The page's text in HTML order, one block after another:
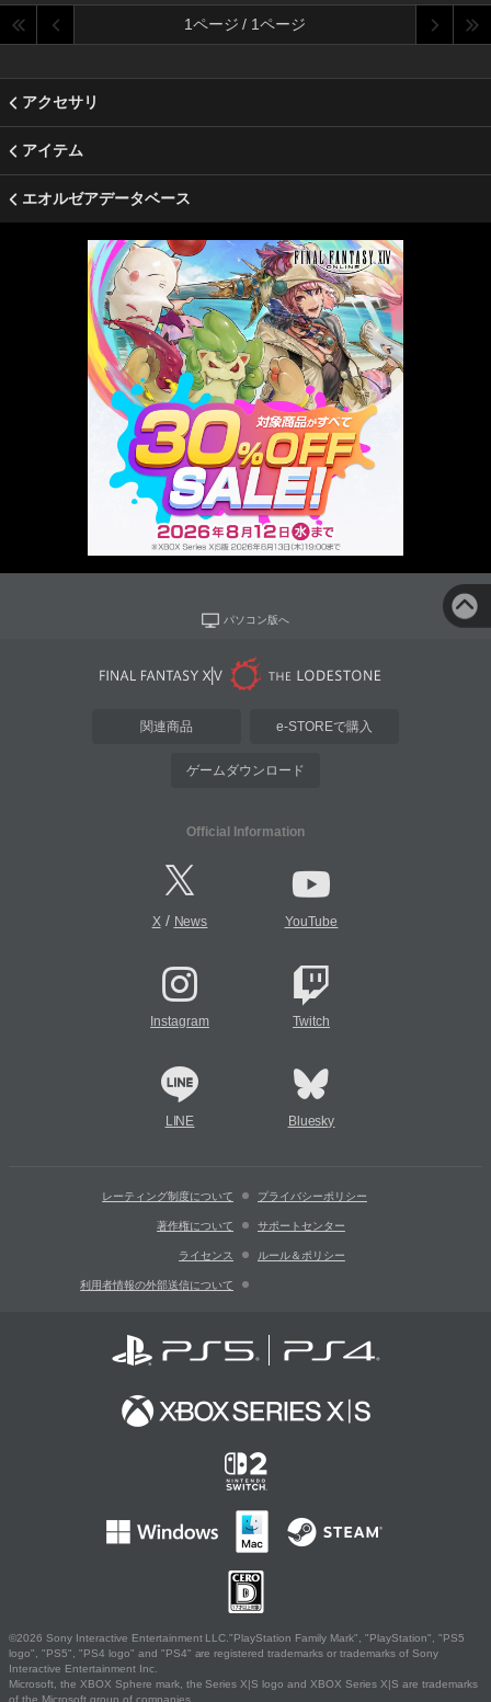
1ページ / 1ページ
アクセサリ
アイテム
エオルゼアデータベース
パソコン版へ
関連商品 e-STOREで購入
ゲームダウンロード
Official Information
X/ News YouTube
Instagram Twitch
LINE Bluesky
レーティング制度について プライバシーポリシー
著作権について サポートセンター
ライセンス ルール＆ポリシー
利用者情報の外部送信について
©2026 Sony Interactive Entertainment LLC."PlayStation Family Mark", "PlayStation", "PS5
logo", "PS5", "PS4 logo" and "PS4" are registered trademarks or trademarks of Sony
Interactive Entertainment Inc.
Microsoft, the XBOX Sphere mark, the Series X|S logo and XBOX Series X|S are trademarks
of the Microsoft group of companies.